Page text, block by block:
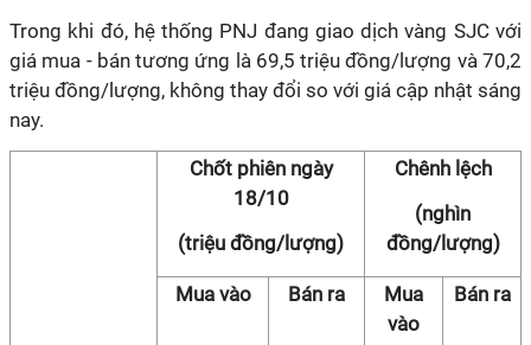
Trong khi đó, hệ thống PNJ đang giao dịch vàng SJC với
giá mua - bán tương ứng là 69,5 triệu đồng/lượng và 70,2
triệu đồng/lượng, không thay đổi so với giá cập nhật sáng
nay.
Chốt phiên ngày
18/10
(triệu đồng/lượng)
Chênh lệch
(nghìn
đồng/lượng)
Mua vào Bán ra
Mua
vào
Bán ra